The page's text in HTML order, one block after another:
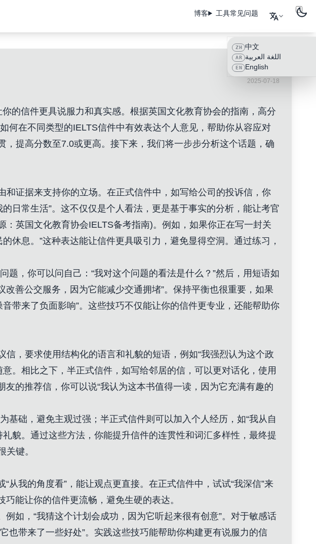
博客 工具常见问题
ZH 中文
AR اللغة العربية
EN English
2025-07-18
的信件更具说服力和真实感。根据英国文化教育协会的指南，高分
何在不同类型的IELTS信件中有效表达个人意见，帮助你从容应对
提高分数至7.0或更高。接下来，我们将一步步分析这个话题，确
证据来支持你的立场。在正式信件中，如写给公司的投诉信，你
日常生活”。这不仅仅是个人看法，更是基于事实的分析，能让考官
： 英国文化教育协会IELTS备考指南)。例如，如果你正在写一封关
休息。”这种表达能让信件更具吸引力，避免显得空洞。通过练习，
，你可以问自己：“我对这个问题的看法是什么？”然后，用短语如
改善公交服务，因为它能减少交通拥堵”。保持平衡也很重要，如果
带来了负面影响”。这些技巧不仅能让你的信件更专业，还能帮助你
，要求使用结构化的语言和礼貌的短语，例如“我强烈认为这个政
。相比之下，半正式信件，如写给邻居的信，可以更对话化，使用
的推荐信，你可以说“我认为这本书值得一读，因为它充满有趣的
础，避免主观过强；半正式信件则可以加入个人经历，如“我从自
貌。通过这些方法，你能提升信件的连贯性和词汇多样性，最终提
键。
从我的角度看”，能让观点更直接。在正式信件中，试试“我深信”来
能让你的信件更流畅，避免生硬的表达。
如，“我猜这个计划会成功，因为它听起来很有创意”。对于敏感话
也带来了一些好处”。实践这些技巧能帮助你构建更有说服力的信